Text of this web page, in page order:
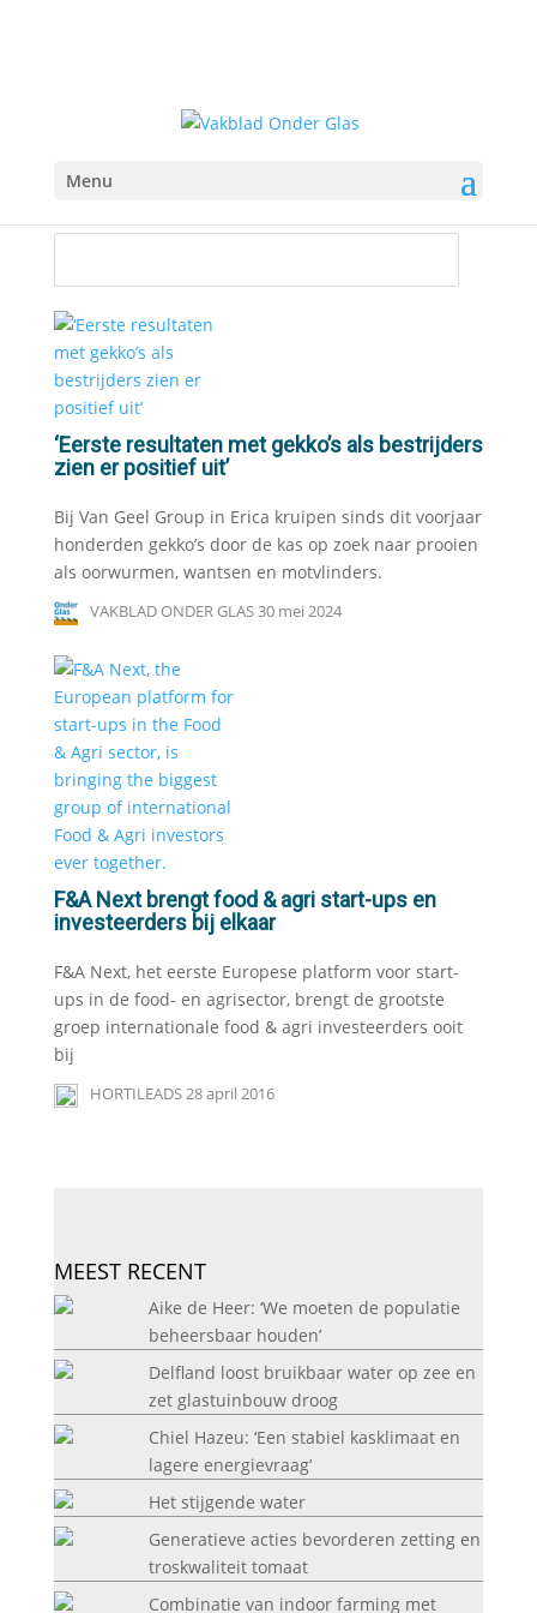
Menu
‘Eerste resultaten met gekko’s als bestrijders
zien er positief uit’
Bij Van Geel Group in Erica kruipen sinds dit voorjaar
honderden gekko’s door de kas op zoek naar prooien
als oorwurmen, wantsen en motvlinders.
VAKBLAD ONDER GLAS30 mei 2024
F&A Next brengt food & agri start-ups en
investeerders bij elkaar
F&A Next, het eerste Europese platform voor start-
ups in de food- en agrisector, brengt de grootste
groep internationale food & agri investeerders ooit
bij
HORTILEADS28 april 2016
MEEST RECENT
Aike de Heer: ‘We moeten de populatie
beheersbaar houden’
Delfland loost bruikbaar water op zee en
zet glastuinbouw droog
Chiel Hazeu: ‘Een stabiel kasklimaat en
lagere energievraag’
Het stijgende water
Generatieve acties bevorderen zetting en
troskwaliteit tomaat
Combinatie van indoor farming met